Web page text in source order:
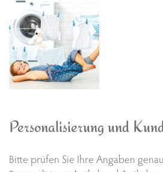
Personalisierung und
Bitte prüfen Sie Ihre Angaben